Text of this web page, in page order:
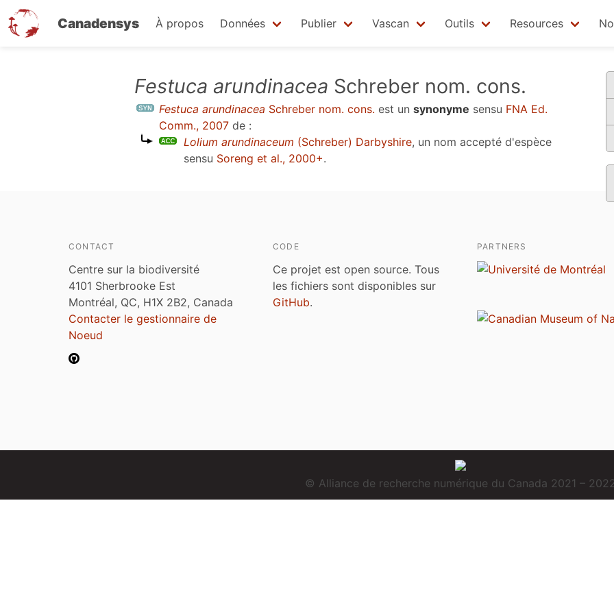
Canadensys À propos Données Publier Vascan Outils Resources
Festuca arundinacea Schreber nom. cons.
Festuca arundinacea Schreber nom. cons. est un synonyme sensu FNA Ed.
Comm., 2007 de :
Lolium arundinaceum (Schreber) Darbyshire, un nom accepté d'espèce
sensu Soreng et al., 2000+.
CONTACT
Centre sur la biodiversité
4101 Sherbrooke Est
Montréal, QC, H1X 2B2, Canada
Contacter le gestionnaire de
Noeud
CODE
Ce projet est open source. Tous
les fichiers sont disponibles sur
GitHub.
PARTNERS
© Alliance de recherche numérique du Canada 2021 –